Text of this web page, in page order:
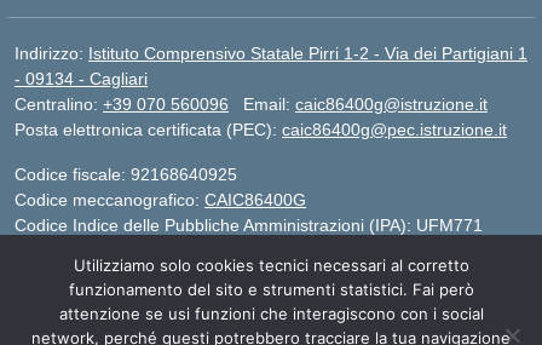
Indirizzo: Istituto Comprensivo Statale Pirri 1-2 - Via dei Partigiani 1
- 09134 - Cagliari
Centralino: +39 070 560096 Email: caic86400g@istruzione.it
Posta elettronica certificata (PEC): caic86400g@pec.istruzione.it
Codice fiscale: 92168640925
Codice meccanografico: CAIC86400G
Codice Indice delle Pubbliche Amministrazioni (IPA): UFM771
IBAN - IT 46 W 0101504808000070626497
Idea e progetto di Designers Italia
Utilizziamo solo cookies tecnici necessari al corretto
funzionamento del sito e strumenti statistici. Fai però
attenzione se usi funzioni che interagiscono con i social
network, perché questi potrebbero tracciare la tua navigazione